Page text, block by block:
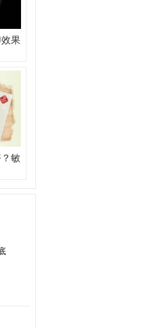
果
敏